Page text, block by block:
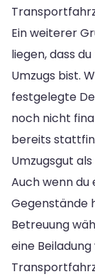
Ein weiterer
liegen, dass
Umzugs bist.
festgelegte
noch nicht
bereits
Umzugsgut
Auch wenn
Gegenstände
Betreuung
eine